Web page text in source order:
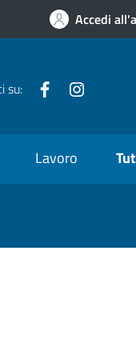
Accedi
su: Facebookhttps://
Lavoro